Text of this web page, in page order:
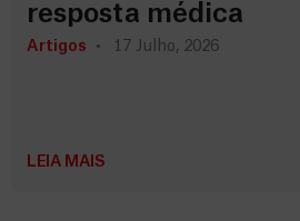
resposta médica
Artigos 17 Julho, 2026
LEIA MAIS